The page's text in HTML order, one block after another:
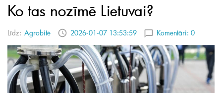
Ko tas nozīmē Lietuvai?
Līdz: Agrobitė 2026-01-07 13:53:59 Komentāri: 0